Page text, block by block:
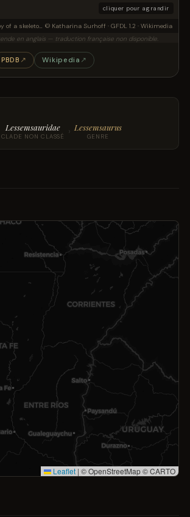
cliquer pour agrandir
Copy of a skeleton of a Lessemsaurus in the exhibition "Gigasaurier - Die Riesen Argentiniens" in Frankfurt am Main 2010 © Katharina Surhoff · GFDL 1.2 · Wikimedia
en anglais — traduction française non disponible.
PBDB ↗ Wikipedia ↗
Lessemsauridae
CLADE NON CLASSÉ › Lessemsaurus
GENRE
Leaflet | © OpenStreetMap © CARTO